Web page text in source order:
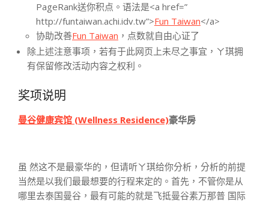
PageRank送你积点。语法是<a href=”
http://funtaiwan.achi.idv.tw”>Fun Taiwan</a>
协助改善Fun Taiwan ，点数就自由心证了
除上述注意事项，若有于此网页上未尽之事宜，ㄚ琪拥
有保留修改活动内容之权利。
奖项说明
曼谷健康宾馆 (Wellness Residence)豪华房
虽 然这不是最豪华的，但请听ㄚ琪给你分析，分析的前提
当然是以我们最最想要的行程来定的。首先，不管你是从
哪里去泰国曼谷，最有可能的就是飞抵曼谷素万那普 国际